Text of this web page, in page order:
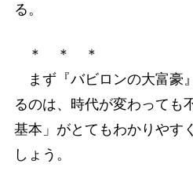
る。
＊ ＊ ＊
まず『バビロンの大富豪
るのは、時代が変わっても
基本」がとてもわかりやす
しょう。